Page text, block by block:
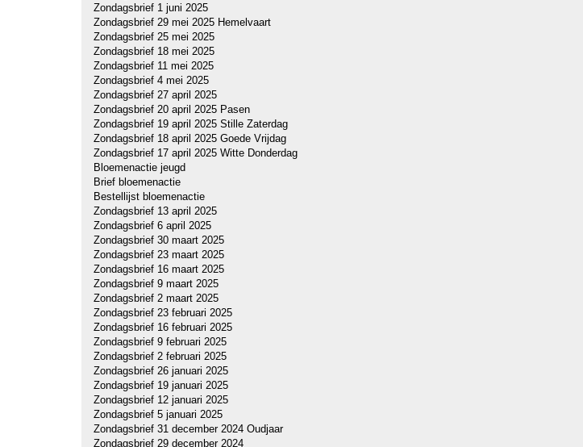
Zondagsbrief 1 juni 2025
Zondagsbrief 29 mei 2025 Hemelvaart
Zondagsbrief 25 mei 2025
Zondagsbrief 18 mei 2025
Zondagsbrief 11 mei 2025
Zondagsbrief 4 mei 2025
Zondagsbrief 27 april 2025
Zondagsbrief 20 april 2025 Pasen
Zondagsbrief 19 april 2025 Stille Zaterdag
Zondagsbrief 18 april 2025 Goede Vrijdag
Zondagsbrief 17 april 2025 Witte Donderdag
Bloemenactie jeugd
Brief bloemenactie
Bestellijst bloemenactie
Zondagsbrief 13 april 2025
Zondagsbrief 6 april 2025
Zondagsbrief 30 maart 2025
Zondagsbrief 23 maart 2025
Zondagsbrief 16 maart 2025
Zondagsbrief 9 maart 2025
Zondagsbrief 2 maart 2025
Zondagsbrief 23 februari 2025
Zondagsbrief 16 februari 2025
Zondagsbrief 9 februari 2025
Zondagsbrief 2 februari 2025
Zondagsbrief 26 januari 2025
Zondagsbrief 19 januari 2025
Zondagsbrief 12 januari 2025
Zondagsbrief 5 januari 2025
Zondagsbrief 31 december 2024 Oudjaar
Zondagsbrief 29 december 2024